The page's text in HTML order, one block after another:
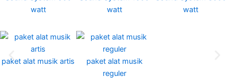
watt
watt
watt
paket alat musik artis
paket alat musik
reguler